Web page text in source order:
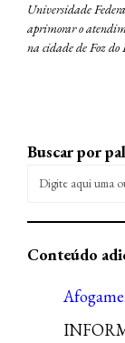
Universidade
aprimorar o
na cidade de Foz do
Buscar por
Conteúdo